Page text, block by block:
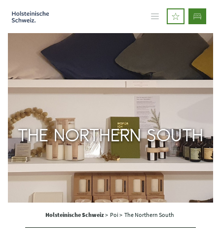
THE NORTHERN SOUTH
Holsteinische Schweiz> Poi > The Northern South